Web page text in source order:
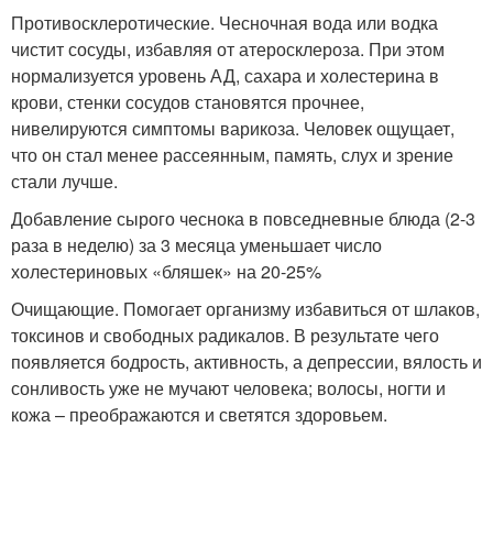
Противосклеротические. Чесночная вода или водка
чистит сосуды, избавляя от атеросклероза. При этом
нормализуется уровень АД, сахара и холестерина в
крови, стенки сосудов становятся прочнее,
нивелируются симптомы варикоза. Человек ощущает,
что он стал менее рассеянным, память, слух и зрение
стали лучше.
Добавление сырого чеснока в повседневные блюда (2-3
раза в неделю) за 3 месяца уменьшает число
холестериновых «бляшек» на 20-25%
Очищающие. Помогает организму избавиться от шлаков,
токсинов и свободных радикалов. В результате чего
появляется бодрость, активность, а депрессии, вялость и
сонливость уже не мучают человека; волосы, ногти и
кожа – преображаются и светятся здоровьем.